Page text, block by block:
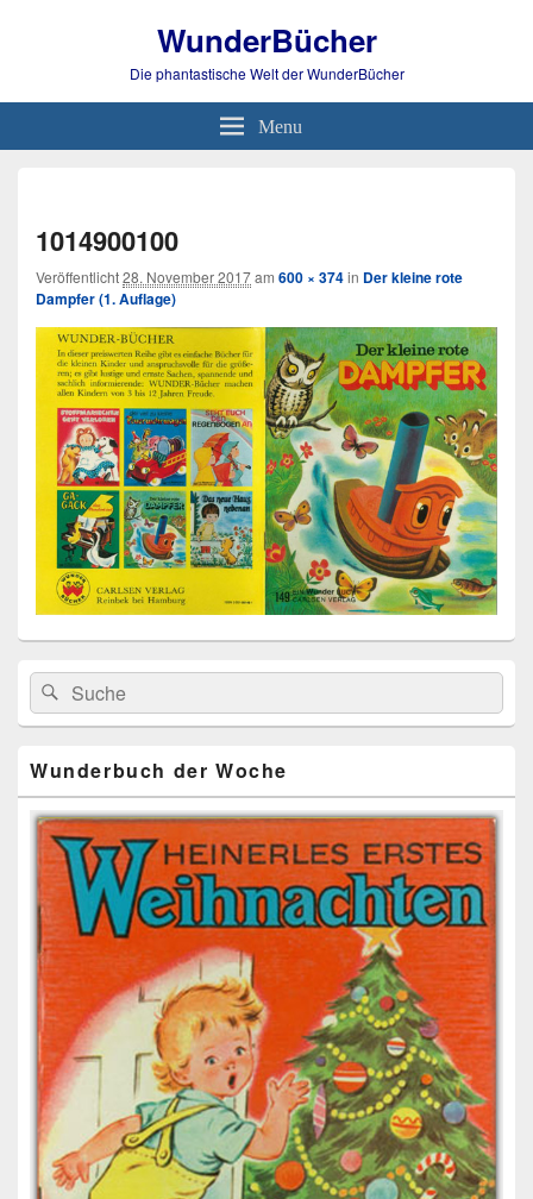
WunderBücher
Die phantastische Welt der WunderBücher
Menu
1014900100
Veröffentlicht28. November 2017am 600 × 374in Der kleine rote
Dampfer (1. Auflage)
Primärer
Seitenleisten
Widget-
Bereich
Search
for:
Suche
Wunderbuch der Woche